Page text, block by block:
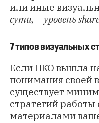
или иные
сути, – уровень
7 типов визуальных
Если НКО вышла
понимания своей
существует
стратегий
материалами